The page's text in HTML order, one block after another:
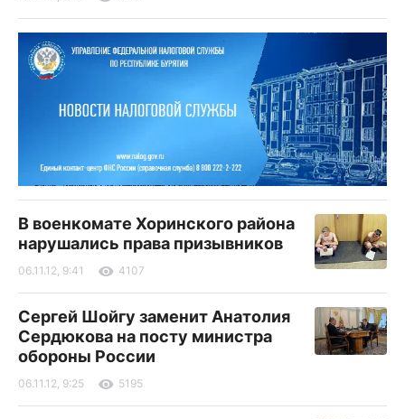
В военкомате Хоринского района
нарушались права призывников
06.11.12, 9:41 4107
Сергей Шойгу заменит Анатолия
Сердюкова на посту министра
обороны России
06.11.12, 9:25 5195